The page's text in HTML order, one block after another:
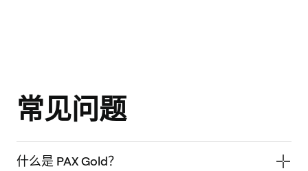
常见问题
什么是 PAX Gold？